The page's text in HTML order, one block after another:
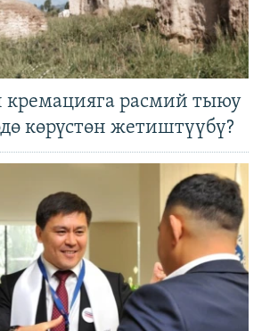
кремацияга расмий тыюу
көрүстөн жетиштүүбү?